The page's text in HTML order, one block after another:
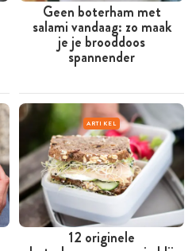
Geen boterham met
salami vandaag: zo maak
je je brooddoos
spannender
ARTIKEL
12 originele